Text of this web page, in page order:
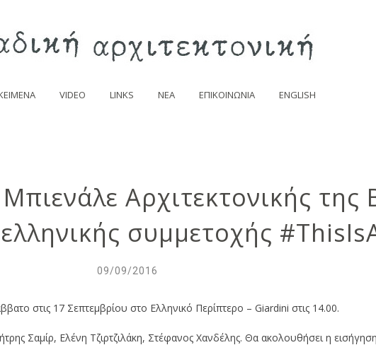
VIDEO LINKS NEA ΕΠΙΚΟΙΝΩΝΙΑ ENGLISH
Αρχιτεκτονικής της
συμμετοχής
09/09/2016
στις 17 Σεπτεμβρίου στο Ελληνικό Περίπτερο – Giardini στις 14.00.
Σαμίρ, Ελένη Τζιρτζιλάκη, Στέφανος Χανδέλης. Θα ακολουθήσει η